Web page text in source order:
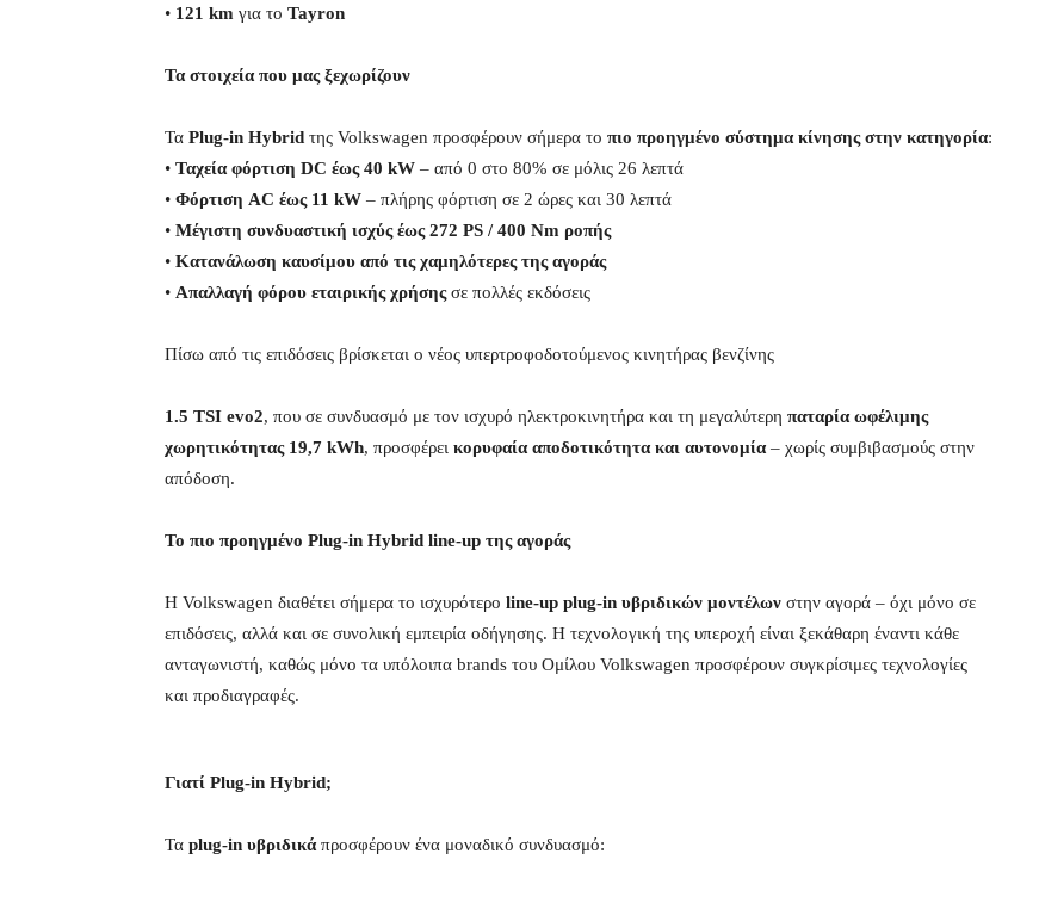
• 121 km για το Tayron
Τα στοιχεία που μας ξεχωρίζουν
Τα Plug-in Hybrid της Volkswagen προσφέρουν σήμερα το πιο προηγμένο σύστημα κίνησης στην κατηγορία:
• Ταχεία φόρτιση DC έως 40 kW – από 0 στο 80% σε μόλις 26 λεπτά
• Φόρτιση AC έως 11 kW – πλήρης φόρτιση σε 2 ώρες και 30 λεπτά
• Μέγιστη συνδυαστική ισχύς έως 272 PS / 400 Nm ροπής
• Κατανάλωση καυσίμου από τις χαμηλότερες της αγοράς
• Απαλλαγή φόρου εταιρικής χρήσηςσε πολλές εκδόσεις
Πίσω από τις επιδόσεις βρίσκεται ο νέος υπερτροφοδοτούμενος κινητήρας βενζίνης
1.5 TSI evo2, που σε συνδυασμό με τον ισχυρό ηλεκτροκινητήρα και τη μεγαλύτερη παταρία ωφέλιμης
χωρητικότητας 19,7 kWh, προσφέρει κορυφαία αποδοτικότητα και αυτονομία– χωρίς συμβιβασμούς στην
απόδοση.
Το πιο προηγμένο Plug-in Hybrid line-up της αγοράς
Η Volkswagen διαθέτει σήμερα το ισχυρότερο line-up plug-in υβριδικών μοντέλων στην αγορά – όχι μόνο σε
επιδόσεις, αλλά και σε συνολική εμπειρία οδήγησης. Η τεχνολογική της υπεροχή είναι ξεκάθαρη έναντι κάθε
ανταγωνιστή, καθώς μόνο τα υπόλοιπα brands του Ομίλου Volkswagen προσφέρουν συγκρίσιμες τεχνολογίες
και προδιαγραφές.
Γιατί Plug-in Hybrid;
Τα plug-in υβριδικάπροσφέρουν ένα μοναδικό συνδυασμό: